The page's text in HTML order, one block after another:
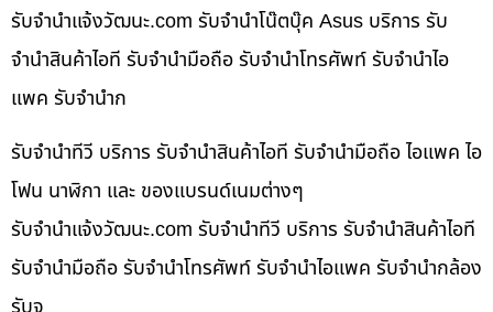
รับจํานําแจ้งวัฒนะ.com รับจำนำโน๊ตบุ๊ค Asus บริการ รับ
จำนำสินค้าไอที รับจำนำมือถือ รับจำนำโทรศัพท์ รับจำนำไอ
แพค รับจำนำก
รับจำนำทีวี บริการ รับจำนำสินค้าไอที รับจำนำมือถือ ไอแพค ไอ
โฟน นาฬิกา และ ของแบรนด์เนมต่างๆ
รับจํานําแจ้งวัฒนะ.com รับจำนำทีวี บริการ รับจำนำสินค้าไอที
รับจำนำมือถือ รับจำนำโทรศัพท์ รับจำนำไอแพค รับจำนำกล้อง